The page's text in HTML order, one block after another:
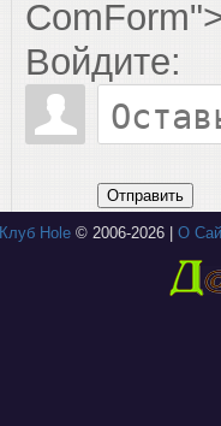
Войдите:
Отправить
Клуб Hole© 2006-2026 | О